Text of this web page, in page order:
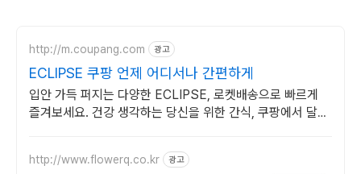
http://m.coupang.com 광고
ECLIPSE 쿠팡 언제 어디서나 간편하게
입안 가득 퍼지는 다양한 ECLIPSE, 로켓배송으로 빠르게
즐겨보세요. 건강 생각하는 당신을 위한 간식, 쿠팡에서 달콤
http://www.flowerq.co.kr 광고